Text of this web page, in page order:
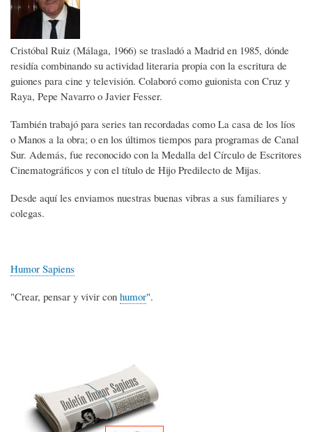
Cristóbal Ruiz (Málaga, 1966) se trasladó a Madrid en 1985, dónde
residía combinando su actividad literaria propia con la escritura de
guiones para cine y televisión. Colaboró como guionista con Cruz y
Raya, Pepe Navarro o Javier Fesser.
También trabajó para series tan recordadas como La casa de los líos
o Manos a la obra; o en los últimos tiempos para programas de Canal
Sur. Además, fue reconocido con la Medalla del Círculo de Escritores
Cinematográficos y con el título de Hijo Predilecto de Mijas.
Desde aquí les enviamos nuestras buenas vibras a sus familiares y
colegas.
Humor Sapiens
"Crear, pensar y vivir con humor".